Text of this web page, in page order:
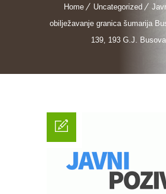
Home Uncategorized
obilježavanje granica šumarija
139, 193 G.J.